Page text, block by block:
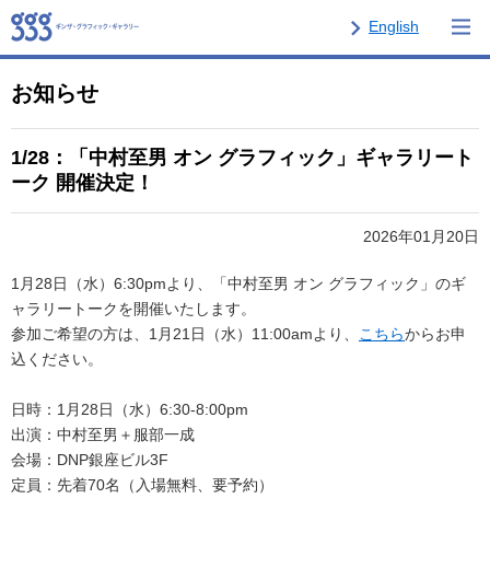
English
お知らせ
1/28：「中村至男 オン グラフィック」ギャラリート
ーク 開催決定！
2026年01月20日
1月28日（水）6:30pmより、「中村至男 オン グラフィック」のギ
ャラリートークを開催いたします。
参加ご希望の方は、1月21日（水）11:00amより、
こちらからお申
込ください。
日時：1月28日（水）6:30-8:00pm
出演：中村至男＋服部一成
会場：DNP銀座ビル3F
定員：先着70名（入場無料、要予約）